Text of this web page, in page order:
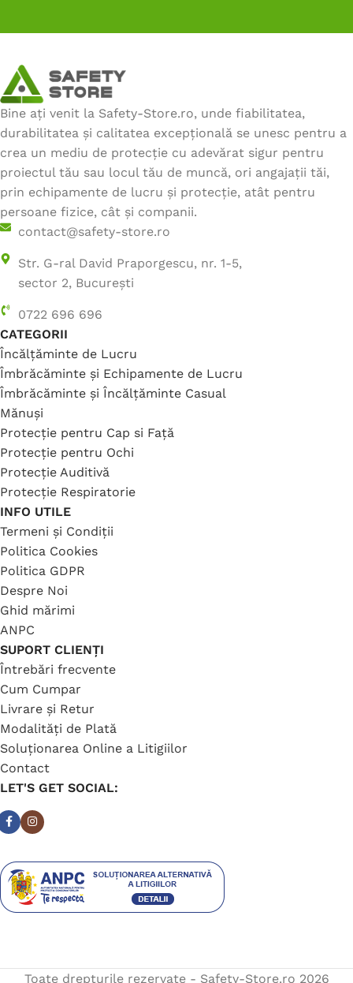
Bine ați venit la Safety-Store.ro, unde fiabilitatea,
durabilitatea și calitatea excepțională se unesc pentru a
crea un mediu de protecție cu adevărat sigur pentru
proiectul tău sau locul tău de muncă, ori angajații tăi,
prin echipamente de lucru și protecție, atât pentru
persoane fizice, cât și companii.
contact@safety-store.ro
Str. G-ral David Praporgescu, nr. 1-5,
sector 2, București
0722 696 696
CATEGORII
Încălțăminte de Lucru
Îmbrăcăminte și Echipamente de Lucru
Îmbrăcăminte și Încălțăminte Casual
Mănuși
Protecție pentru Cap si Față
Protecție pentru Ochi
Protecție Auditivă
Protecție Respiratorie
INFO UTILE
Termeni și Condiții
Politica Cookies
Politica GDPR
Despre Noi
Ghid mărimi
ANPC
SUPORT CLIENȚI
Întrebări frecvente
Cum Cumpar
Livrare și Retur
Modalități de Plată
Soluționarea Online a Litigiilor
Contact
LET'S GET SOCIAL:
Toate drepturile rezervate - Safety-Store.ro 2026